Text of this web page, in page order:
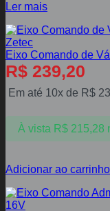
Ler mais
Eixo Comando de
R$ 239,20
Em até 10x de R$
À vista R$215,28
Adicionar ao carrinho